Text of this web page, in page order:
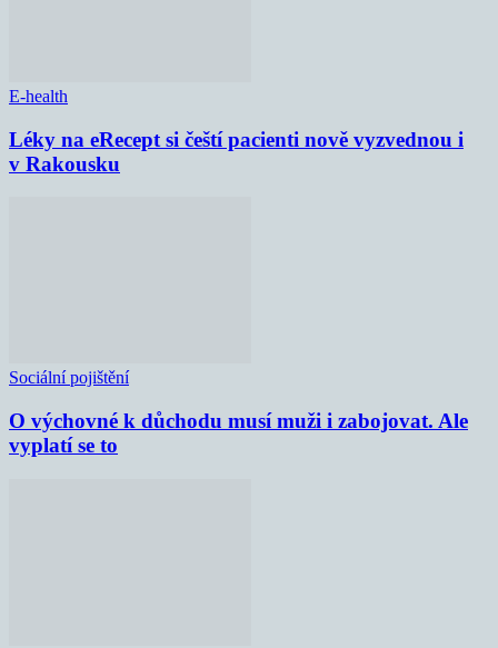
E-health
Léky na eRecept si čeští pacienti nově vyzvednou i
v Rakousku
Sociální pojištění
O výchovné k důchodu musí muži i zabojovat. Ale
vyplatí se to